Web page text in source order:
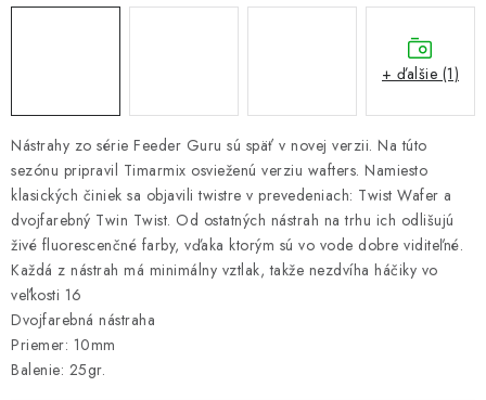
PRÚTY
KONTAKTY
ZNAČKY
Navštívte našu predajňu vo Dvoroch nad Žitavou »
Nástrahy zo série Feeder Guru sú späť v novej verzii. Na túto
sezónu pripravil Timarmix osvieženú verziu wafters. Namiesto
klasických činiek sa objavili twistre v prevedeniach: Twist Wafer a
dvojfarebný Twin Twist. Od ostatných nástrah na trhu ich odlišujú
živé fluorescenčné farby, vďaka ktorým sú vo vode dobre viditeľné.
Každá z nástrah má minimálny vztlak, takže nezdvíha háčiky vo
veľkosti 16
Dvojfarebná nástraha
Priemer: 10mm
Balenie: 25gr.
+ ďalšie (1)